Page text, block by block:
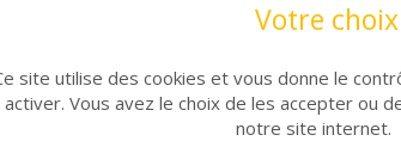
Votre choix
site utilise des cookies et vous donne le
activer. Vous avez le choix de les accepter ou
notre site internet.